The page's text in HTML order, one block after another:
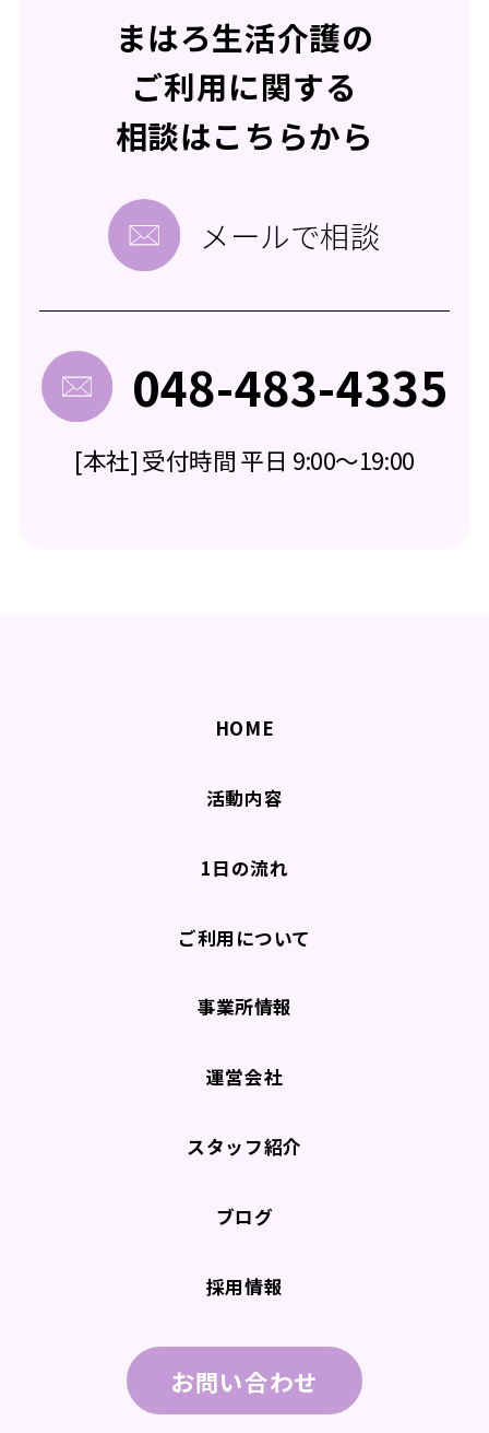
まはろ生活介護の
ご利用に関する
相談はこちらから
メールで相談
048-483-4335
[本社] 受付時間 平日 9:00～19:00
HOME
活動内容
1日の流れ
ご利用について
事業所情報
運営会社
スタッフ紹介
ブログ
採用情報
お問い合わせ